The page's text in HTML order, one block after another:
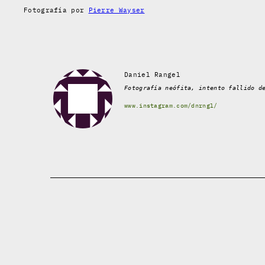
Fotografía por Pierre Wayser
Daniel Rangel
Fotografía neófita, intento fallido de
www.instagram.com/dnrngl/